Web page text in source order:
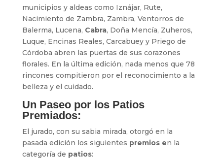
municipios y aldeas como Iznájar, Rute,
Nacimiento de Zambra, Zambra, Ventorros de
Balerma, Lucena, Cabra, Doña Mencía, Zuheros,
Luque, Encinas Reales, Carcabuey y Priego de
Córdoba abren las puertas de sus corazones
florales. En la última edición, nada menos que 78
rincones compitieron por el reconocimiento a la
belleza y el cuidado.
Un Paseo por los Patios
Premiados:
El jurado, con su sabia mirada, otorgó en la
pasada edición los siguientes premios en la
categoría de patios: